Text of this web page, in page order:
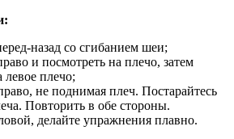
назад со сгибанием шеи;
и посмотреть на плечо, затем
левое плечо;
не поднимая плеч. Постарайтесь
Повторить в обе стороны.
делайте упражнения плавно.